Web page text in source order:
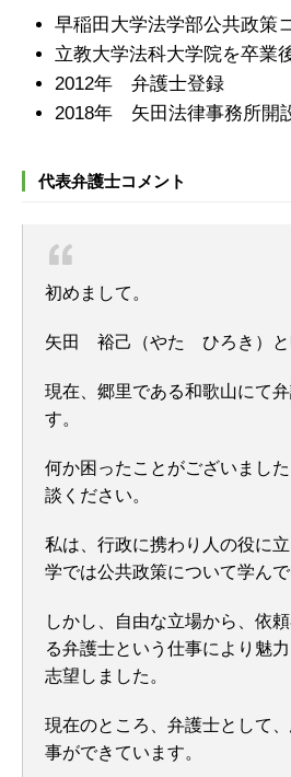
早稲田大学法学部公共政策
立教大学法科大学院を卒業
2012年 弁護士登録
2018年 矢田法律事務所開
代表弁護士コメント
初めまして。
矢田 裕己（やた ひろき）と
現在、郷里である和歌山にて
す。
何か困ったことがございまし
談ください。
私は、行政に携わり人の役に
学では公共政策について学んで
しかし、自由な立場から、依
る弁護士という仕事により魅
志望しました。
現在のところ、弁護士として
事ができています。